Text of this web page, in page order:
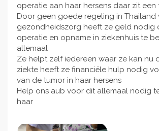
operatie aan haar hersens daar zit een
Door geen goede regeling in Thailand
gezondheidszorg heeft ze geld nodig
operatie en opname in ziekenhuis te
allemaal
Ze helpt zelf iedereen waar ze kan nu
ziekte heeft ze financiële hulp nodig
van de tumor in haar hersens
Help ons aub voor dit allemaal nodig
haar